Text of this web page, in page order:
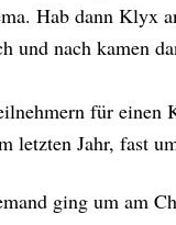
Hab dann Klyx
und nach kamen
für einen
letzten Jahr, fast
ging um am